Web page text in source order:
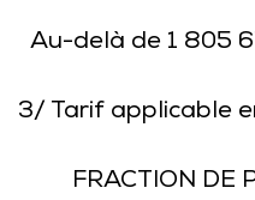
Au-delà de 1 805
3/ Tarif applicable
FRACTION DE